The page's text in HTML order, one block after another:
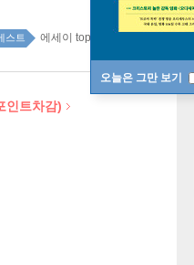
오늘은 그만 보기
스트 에세이 top100 1주
인트차감)